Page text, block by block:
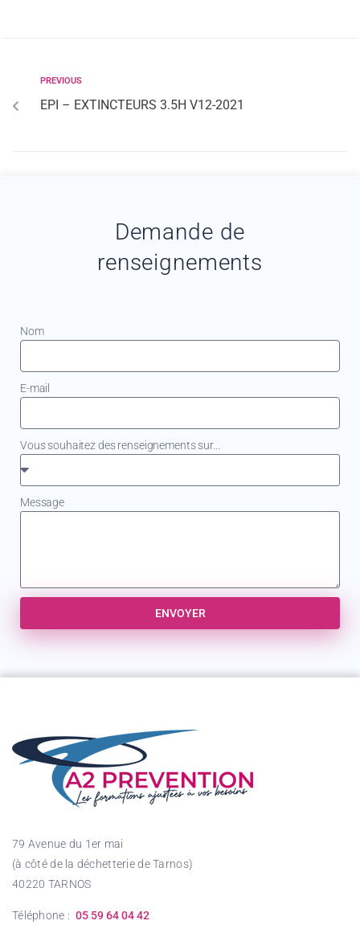
PREVIOUS
EPI – EXTINCTEURS 3.5H V12-2021
Demande de
renseignements
Nom
E-mail
Vous souhaitez des renseignements sur...
Message
ENVOYER
79 Avenue du 1er mai
(à côté de la déchetterie de Tarnos)
40220 TARNOS
Téléphone : 05 59 64 04 42